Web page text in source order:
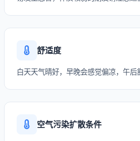
舒适度
白天天气晴好，早晚会感觉偏凉，午后
空气污染扩散条件